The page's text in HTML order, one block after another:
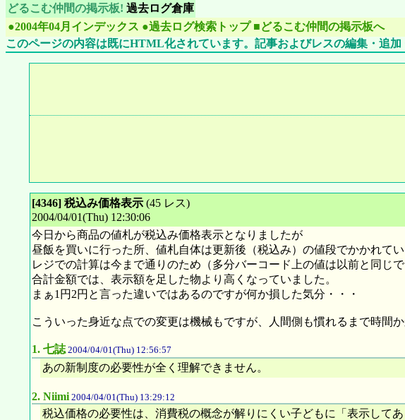
どるこむ仲間の掲示板! 過去ログ倉庫
●2004年04月インデックス ●過去ログ検索トップ ■どるこむ仲間の掲示板へ
このページの内容は既にHTML化されています。記事およびレスの編集・追加
[4346] 税込み価格表示 (45 レス)
2004/04/01(Thu) 12:30:06
今日から商品の値札が税込み価格表示となりましたが
昼飯を買いに行った所、値札自体は更新後（税込み）の値段でかかれて
レジでの計算は今まで通りのため（多分バーコード上の値は以前と同じ
合計金額では、表示額を足した物より高くなっていました。
まぁ1円2円と言った違いではあるのですが何か損した気分・・・
こういった身近な点での変更は機械もですが、人間側も慣れるまで時間か
1.七誌 2004/04/01(Thu) 12:56:57
あの新制度の必要性が全く理解できません。
2. Niimi 2004/04/01(Thu) 13:29:12
税込価格の必要性は、消費税の概念が解りにくい子どもに「表示して